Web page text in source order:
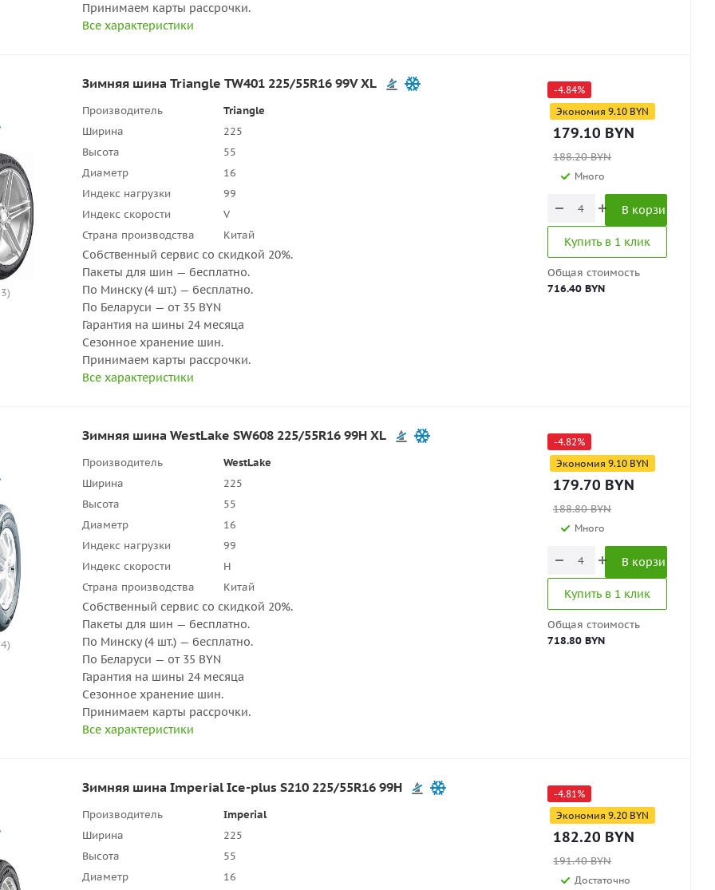
Принимаем карты рассрочки.
Все характеристики
Зимняя шина Triangle TW401 225/55R16 99V XL
Производитель
Triangle
Ширина
225
Высота
55
Диаметр
16
Индекс нагрузки
99
Индекс скорости
V
Страна производства
Китай
Собственный сервис со скидкой 20%.
Пакеты для шин — бесплатно.
По Минску (4 шт.) — бесплатно.
По Беларуси — от 35 BYN
Гарантия на шины 24 месяца
Сезонное хранение шин.
Принимаем карты рассрочки.
Все характеристики
-4.84%
Экономия 9.10 BYN
179.10 BYN
188.20BYN
Много
В корзину
Купить в 1 клик
Общая стоимость
716.40 BYN
Зимняя шина WestLake SW608 225/55R16 99H XL
Производитель
WestLake
Ширина
225
Высота
55
Диаметр
16
Индекс нагрузки
99
Индекс скорости
H
Страна производства
Китай
Собственный сервис со скидкой 20%.
Пакеты для шин — бесплатно.
По Минску (4 шт.) — бесплатно.
По Беларуси — от 35 BYN
Гарантия на шины 24 месяца
Сезонное хранение шин.
Принимаем карты рассрочки.
Все характеристики
-4.82%
Экономия 9.10 BYN
179.70 BYN
188.80BYN
Много
В корзину
Купить в 1 клик
Общая стоимость
718.80 BYN
Зимняя шина Imperial Ice-plus S210 225/55R16 99H
Производитель
Imperial
Ширина
225
Высота
55
Диаметр
16
-4.81%
Экономия 9.20 BYN
182.20 BYN
191.40BYN
Достаточно